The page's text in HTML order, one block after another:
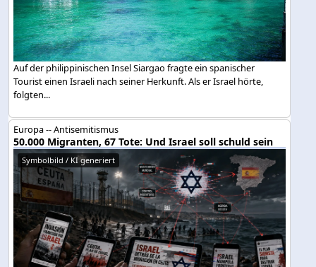
Auf der philippinischen Insel Siargao fragte ein spanischer
Tourist einen Israeli nach seiner Herkunft. Als er Israel hörte,
folgten...
Europa -- Antisemitismus
50.000 Migranten, 67 Tote: Und Israel soll schuld sein
Symbolbild / KI generiert